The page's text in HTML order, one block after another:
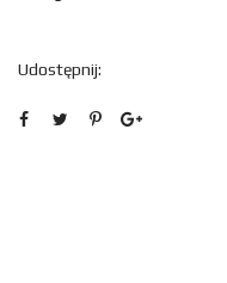
Udostępnij: